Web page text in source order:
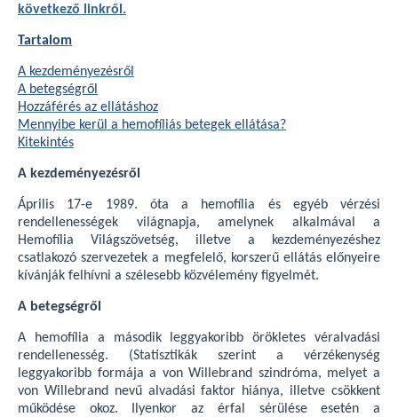
következő linkről.
Tartalom
A kezdeményezésről
A betegségről
Hozzáférés az ellátáshoz
Mennyibe kerül a hemofíliás betegek ellátása?
Kitekintés
A kezdeményezésről
Április 17-e 1989. óta a hemofília és egyéb vérzési
rendellenességek világnapja, amelynek alkalmával a
Hemofília Világszövetség, illetve a kezdeményezéshez
csatlakozó szervezetek a megfelelő, korszerű ellátás előnyeire
kívánják felhívni a szélesebb közvélemény figyelmét.
A betegségről
A hemofília a második leggyakoribb örökletes véralvadási
rendellenesség. (Statisztikák szerint a vérzékenység
leggyakoribb formája a von Willebrand szindróma, melyet a
von Willebrand nevű alvadási faktor hiánya, illetve csökkent
működése okoz. Ilyenkor az érfal sérülése esetén a